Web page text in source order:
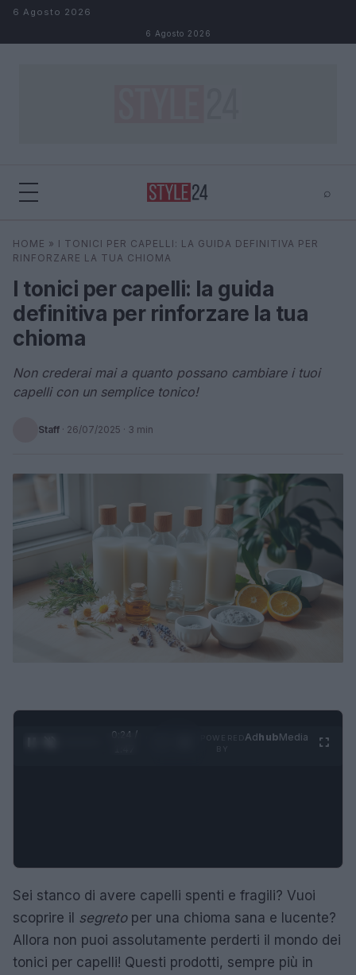
Salta al contenuto
6 Agosto 2026
6 Agosto 2026
⌕
Cerca ⌕
HOME » I TONICI PER CAPELLI: LA GUIDA DEFINITIVA PER
RINFORZARE LA TUA CHIOMA
I tonici per capelli: la guida
definitiva per rinforzare la tua
chioma
Non crederai mai a quanto possano cambiare i tuoi
capelli con un semplice tonico!
Staff · 26/07/2025 · 3 min
0:25 /
AdhubMedia
Sei stanco di avere capelli spenti e fragili? Vuoi
scoprire il segretoper una chioma sana e lucente?
Allora non puoi assolutamente perderti il mondo dei
tonici per capelli! Questi prodotti, sempre più in